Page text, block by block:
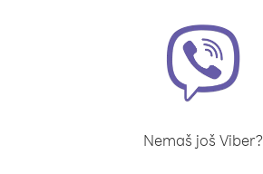
Nemaš još Viber?